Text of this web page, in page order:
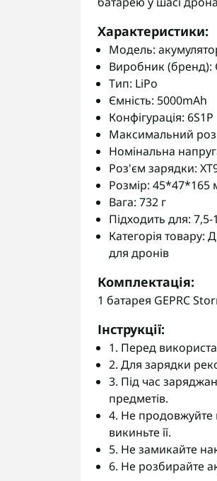
Характеристики:
Модель:
Виробник (бренд):
Тип: LiPo
Ємність: 5000mAh
Конфігурація: 6S1P
Максимальний
Номінальна
Роз'єм зарядки:
Розмір: 45*47*165
Вага: 732 г
Підходить для:
Категорія товару:
для дронів
Комплектація:
1 батарея GEPRC
Інструкції:
1. Перед
2. Для зарядки
3. Під час
предметів.
4. Не продовжуйте
викиньте її.
5. Не замикайте
6. Не розбирайте